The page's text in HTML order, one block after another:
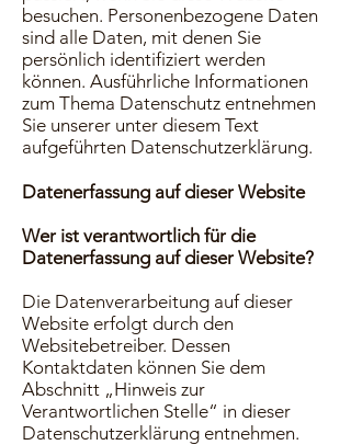
besuchen. Personenbezogene Daten
sind alle Daten, mit denen Sie
persönlich identifiziert werden
können. Ausführliche Informationen
zum Thema Datenschutz entnehmen
Sie unserer unter diesem Text
aufgeführten Datenschutzerklärung.
Datenerfassung auf dieser Website
Wer ist verantwortlich für die
Datenerfassung auf dieser Website?
Die Datenverarbeitung auf dieser
Website erfolgt durch den
Websitebetreiber. Dessen
Kontaktdaten können Sie dem
Abschnitt „Hinweis zur
Verantwortlichen Stelle“ in dieser
Datenschutzerklärung entnehmen.